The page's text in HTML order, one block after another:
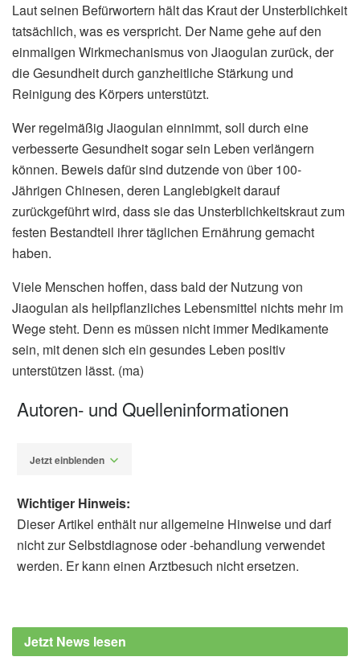
Laut seinen Befürwortern hält das Kraut der Unsterblichkeit
tatsächlich, was es verspricht. Der Name gehe auf den
einmaligen Wirkmechanismus von Jiaogulan zurück, der
die Gesundheit durch ganzheitliche Stärkung und
Reinigung des Körpers unterstützt.
Wer regelmäßig Jiaogulan einnimmt, soll durch eine
verbesserte Gesundheit sogar sein Leben verlängern
können. Beweis dafür sind dutzende von über 100-
Jährigen Chinesen, deren Langlebigkeit darauf
zurückgeführt wird, dass sie das Unsterblichkeitskraut zum
festen Bestandteil ihrer täglichen Ernährung gemacht
haben.
Viele Menschen hoffen, dass bald der Nutzung von
Jiaogulan als heilpflanzliches Lebensmittel nichts mehr im
Wege steht. Denn es müssen nicht immer Medikamente
sein, mit denen sich ein gesundes Leben positiv
unterstützen lässt. (ma)
Autoren- und Quelleninformationen
Jetzt einblenden
"Immunomodulatory Effects of Gynostemma
pentaphyllum Makino on Human Immune
Wichtiger Hinweis:
Dieser Artikel enthält nur allgemeine Hinweise und darf
nicht zur Selbstdiagnose oder -behandlung verwendet
werden. Er kann einen Arztbesuch nicht ersetzen.
Jetzt News lesen